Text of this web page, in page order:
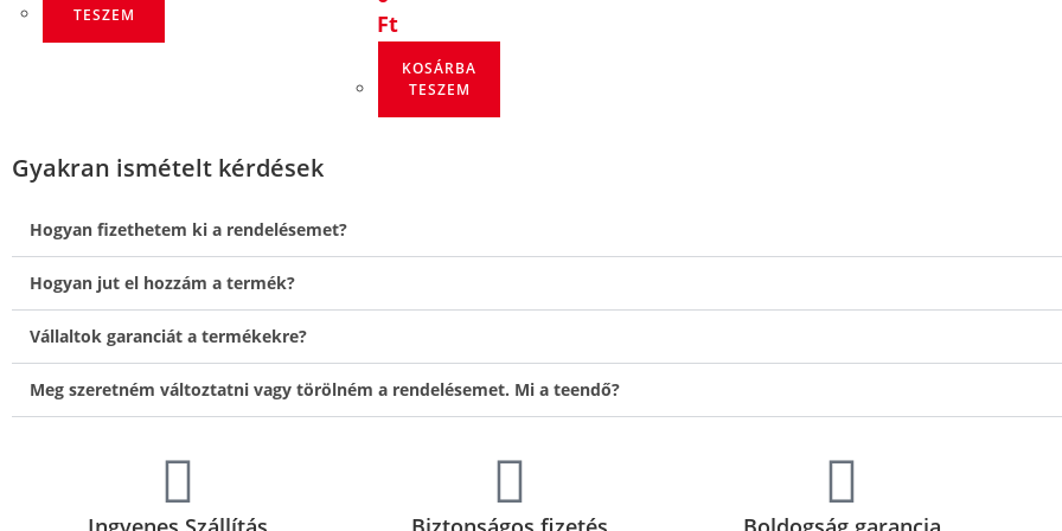
TESZEM
Ft
KOSÁRBA
TESZEM
Gyakran ismételt kérdések
Hogyan fizethetem ki a rendelésemet?
Hogyan jut el hozzám a termék?
Vállaltok garanciát a termékekre?
Meg szeretném változtatni vagy törölném a rendelésemet. Mi a teendő?